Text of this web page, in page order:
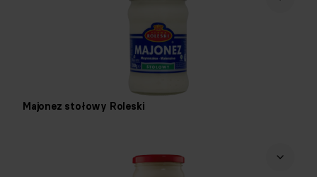
Majonez stołowy Roleski